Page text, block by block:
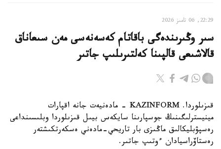
22:29, 06 تامىز 2026
سىر وڭىرىندەگى باقاتام كەسەنەسى مەن سىعاناق
قالاشىعى قالپىنا كەلتىرىلىپ جاتىر
قىزىلوردا. KAZINFORM - مادەنيەت جانە اقپارات
مينيسترلىگىنىڭ جوسپارىنا سايكەس بيىل قىزىلوردا وبلىسىنداعى
رەسپۋبليكالىق ماڭىزى بار تاريحي-مادەني ەسكەرتكىشتەر
رەستاۆراسيادان ءوتىپ جاتىر.